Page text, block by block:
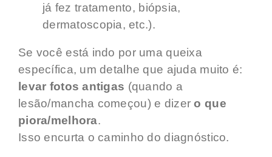
já fez tratamento, biópsia,
dermatoscopia, etc.).
Se você está indo por uma queixa
específica, um detalhe que ajuda muito é:
levar fotos antigas (quando a
lesão/mancha começou) e dizero que
piora/melhora.
Isso encurta o caminho do diagnóstico.